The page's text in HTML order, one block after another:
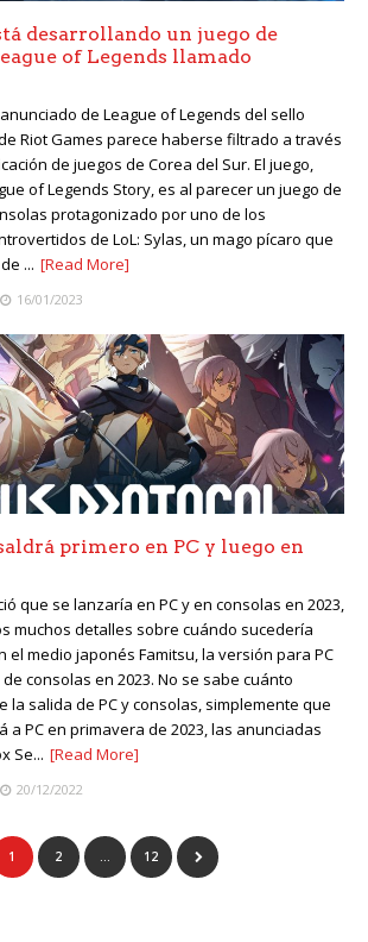
desarrollando un juego de
of Legends llamado
de League of Legends del sello
Riot Games parece haberse filtrado a través
de juegos de Corea del Sur. El juego,
of Legends Story, es al parecer un juego de
protagonizado por uno de los
de LoL: Sylas, un mago pícaro que
... [Read More]
16/01/2023
primero en PC y luego en
que se lanzaría en PC y en consolas en 2023,
muchos detalles sobre cuándo sucedería
el medio japonés Famitsu, la versión para PC
consolas en 2023. No se sabe cuánto
la salida de PC y consolas, simplemente que
a PC en primavera de 2023, las anunciadas
Se... [Read More]
20/12/2022
1 2 … 12